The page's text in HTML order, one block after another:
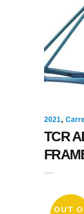
2021,
TCR
OUT